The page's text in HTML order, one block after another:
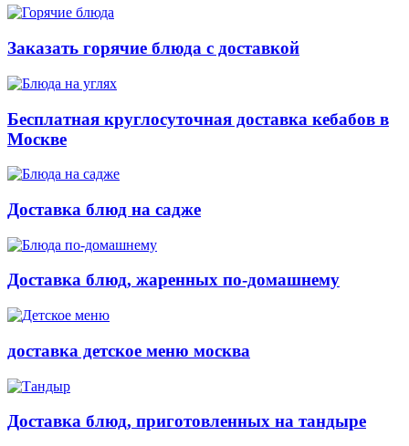
Заказать горячие блюда с доставкой
Бесплатная круглосуточная доставка кебабов в
Москве
Доставка блюд на садже
Доставка блюд, жаренных по-домашнему
доставка детское меню москва
Доставка блюд, приготовленных на тандыре